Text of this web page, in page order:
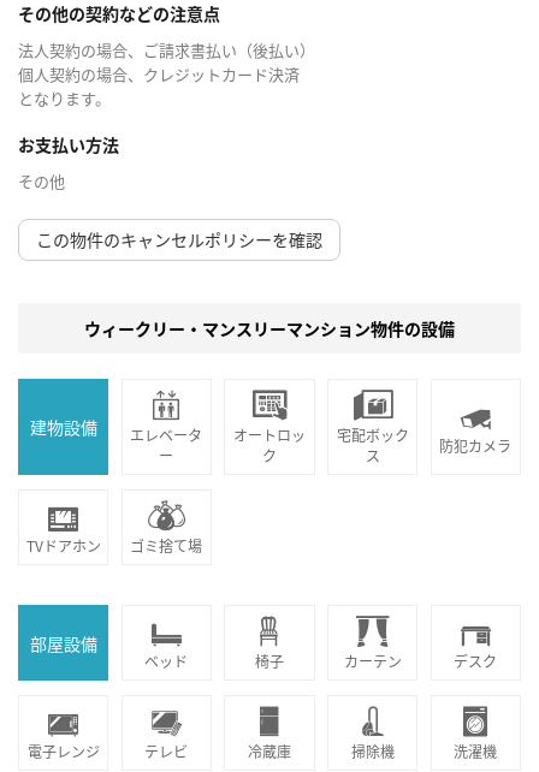
その他の契約などの注意点
法人契約の場合、ご請求書払い（後払い）
個人契約の場合、クレジットカード決済
となります。
お支払い方法
その他
この物件のキャンセルポリシーを確認
ウィークリー・マンスリーマンション物件の設備
建物設備
エレベータ
ー
オートロッ
ク
宅配ボック
ス
防犯カメラ
TVドアホン ゴミ捨て場
部屋設備
ベッド 椅子 カーテン デスク
電子レンジ テレビ 冷蔵庫 掃除機 洗濯機